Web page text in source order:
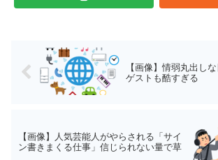
【画像】情弱丸出し
ゲストも酷すぎる
【画像】人気芸能人がやらされる「サイ
ン書きまくる仕事」信じられない量で草